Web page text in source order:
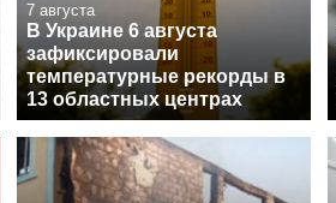
7 августа
В Украине 6 августа
зафиксировали
температурные рекорды в
13 областных центрах